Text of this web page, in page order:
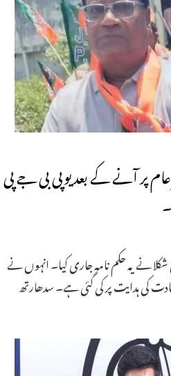
پر آنے کے بعد یوپی بی جے پی
نے یہ حکم نامہ جاری کیا۔ انہوں نے
کی ہدایت پر کی گئی ہے۔ سدھارتھ